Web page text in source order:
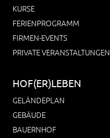
KURSE
FERIENPROGRAMM
FIRMEN-EVENTS
PRIVATE VERANSTALTUNGEN
HOF(ER)LEBEN
GELÄNDEPLAN
GEBÄUDE
BAUERNHOF